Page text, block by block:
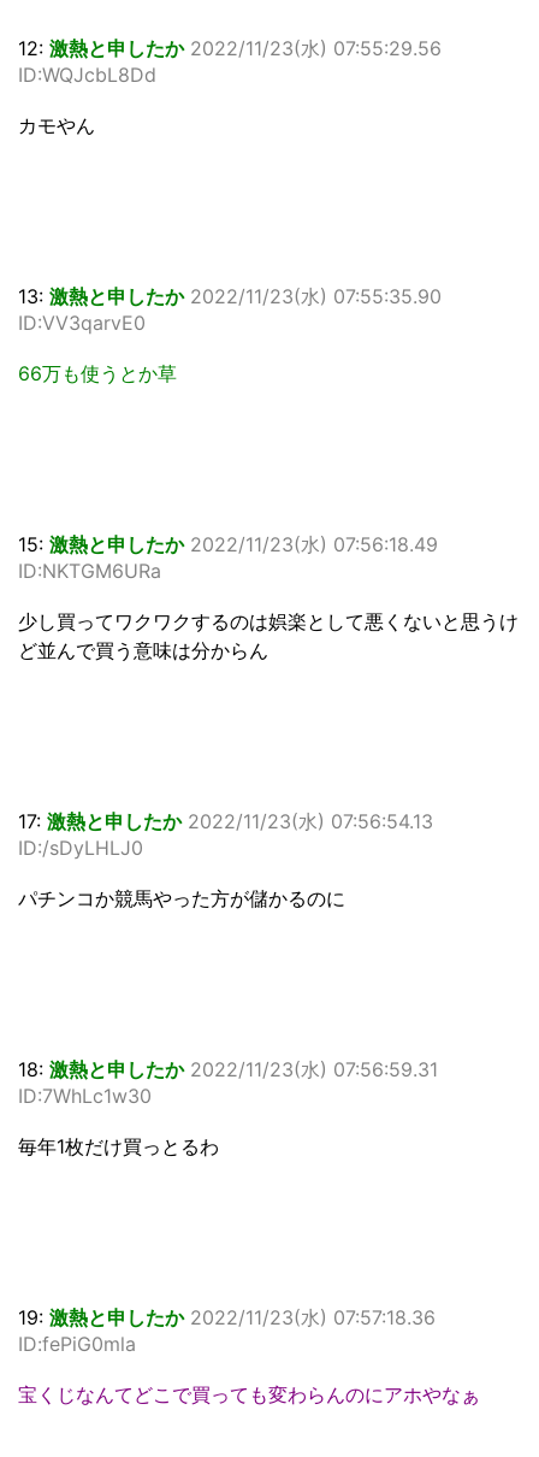
12: 激熱と申したか 2022/11/23(水) 07:55:29.56
ID:WQJcbL8Dd
カモやん
13: 激熱と申したか 2022/11/23(水) 07:55:35.90
ID:VV3qarvE0
66万も使うとか草
15: 激熱と申したか 2022/11/23(水) 07:56:18.49
ID:NKTGM6URa
少し買ってワクワクするのは娯楽として悪くないと思うけ
ど並んで買う意味は分からん
17: 激熱と申したか 2022/11/23(水) 07:56:54.13
ID:/sDyLHLJ0
パチンコか競馬やった方が儲かるのに
18: 激熱と申したか 2022/11/23(水) 07:56:59.31
ID:7WhLc1w30
毎年1枚だけ買っとるわ
19: 激熱と申したか 2022/11/23(水) 07:57:18.36
ID:fePiG0mla
宝くじなんてどこで買っても変わらんのにアホやなぁ